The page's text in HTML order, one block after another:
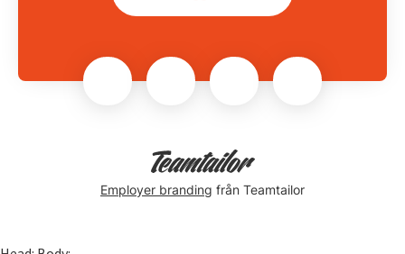
Employer branding från Teamtailor